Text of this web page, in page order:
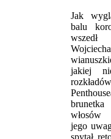
Jak
balu
jakiej
włosów
jego